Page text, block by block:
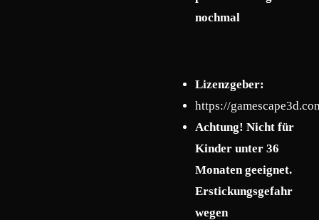
nochmal
Lizenzgeber:
https://
Achtung! Nicht für
Kinder unter 36
Monaten geeignet.
Erstickungsgefahr
wegen